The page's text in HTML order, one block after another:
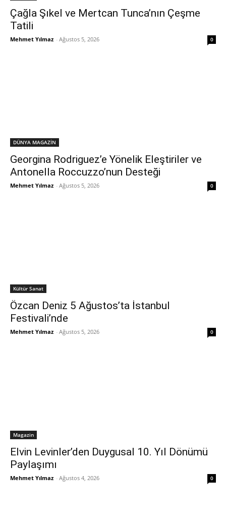
Çağla Şıkel ve Mertcan Tunca’nın Çeşme
Tatili
Mehmet Yılmaz - Ağustos 5, 2026 0
DÜNYA MAGAZİN
Georgina Rodriguez’e Yönelik Eleştiriler ve
Antonella Roccuzzo’nun Desteği
Mehmet Yılmaz - Ağustos 5, 2026 0
Kültür Sanat
Özcan Deniz 5 Ağustos’ta İstanbul
Festivali’nde
Mehmet Yılmaz - Ağustos 5, 2026 0
Magazin
Elvin Levinler’den Duygusal 10. Yıl Dönümü
Paylaşımı
Mehmet Yılmaz - Ağustos 4, 2026 0